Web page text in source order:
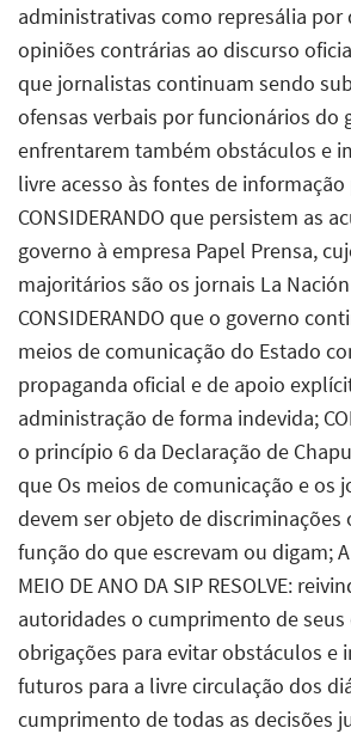
administrativas como represália por
opiniões contrárias ao discurso
que jornalistas continuam sendo
ofensas verbais por funcionários do
enfrentarem também obstáculos e
livre acesso às fontes de
CONSIDERANDO que persistem as
governo à empresa Papel Prensa,
majoritários são os jornais La
CONSIDERANDO que o governo
meios de comunicação do Estado
propaganda oficial e de apoio
administração de forma indevida;
o princípio 6 da Declaração de
que Os meios de comunicação e os
devem ser objeto de discriminações
função do que escrevam ou digam; A
MEIO DE ANO DA SIP RESOLVE:
autoridades o cumprimento de seus
obrigações para evitar obstáculos e
futuros para a livre circulação dos
cumprimento de todas as decisões